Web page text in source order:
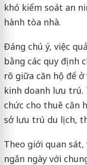
khó kiểm soát an
hành tòa nhà.
Đáng chú ý, việc
bằng các quy định
rõ giữa căn hộ để
kinh doanh lưu trú.
chức cho thuê căn
sở lưu trú du lịch,
Theo giới quan
ngắn ngày với